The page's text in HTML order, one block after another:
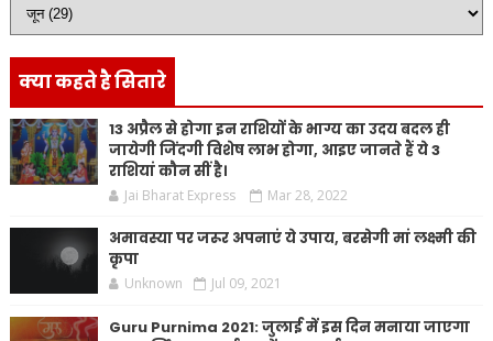
क्या कहते है सितारे
13 अप्रैल से होगा इन राशियों के भाग्य का उदय बदल ही
जायेगी जिंदगी विशेष लाभ होगा, आइए जानते हैं ये 3
राशियां कौन सीं है।
Jai Bharat Express Mar 28, 2022
अमावस्या पर जरूर अपनाएं ये उपाय, बरसेगी मां लक्ष्मी की
कृपा
Unknown Jul 09, 2021
Guru Purnima 2021: जुलाई में इस दिन मनाया जाएगा